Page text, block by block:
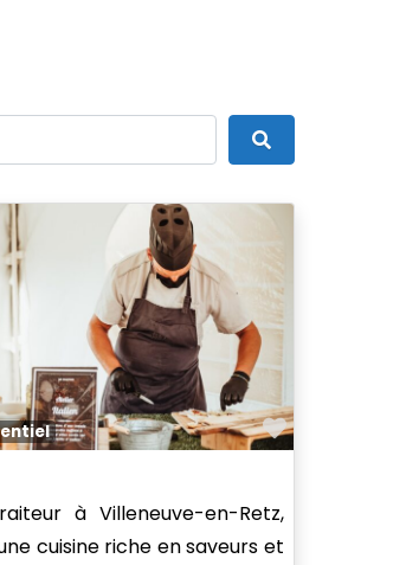
Search
Favorite
à Villeneuve-en-Retz,
cuisine riche en saveurs et